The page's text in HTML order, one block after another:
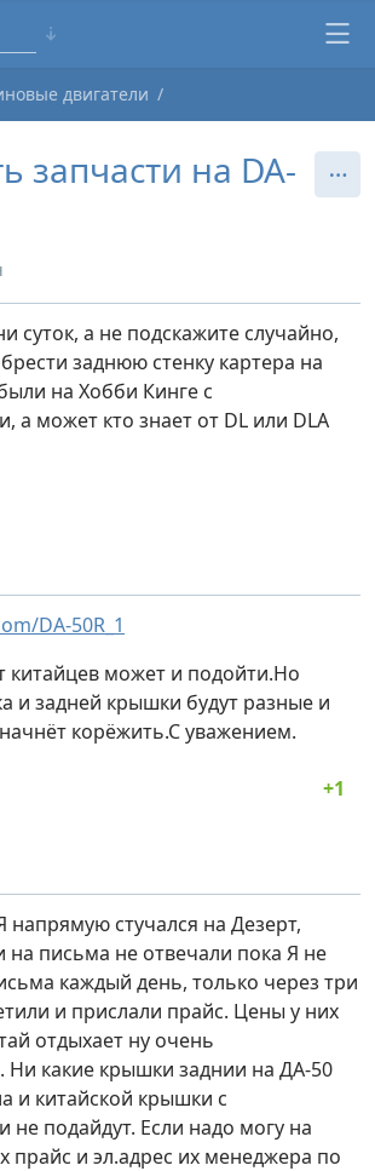
двигатели
запчасти на DA-
суток, а не подскажите случайно,
заднюю стенку картера на
на Хобби Кинге с
а может кто знает от DL или DLA
DA-50R_1
китайцев может и подойти.Но
и задней крышки будут разные и
корёжить.С уважением.
напрямую стучался на Дезерт,
на письма не отвечали пока Я не
каждый день, только через три
и прислали прайс. Цены у них
отдыхает ну очень
Ни какие крышки заднии на ДА-50
и китайской крышки с
не подайдут. Если надо могу на
прайс и эл.адрес их менеджера по